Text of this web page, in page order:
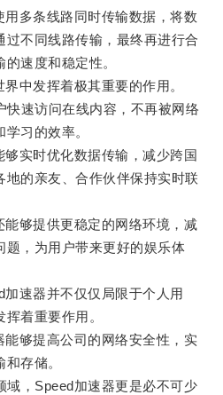
多条线路同时传输数据，将数
过不同线路传输，最终再进行合
速度和稳定性。
发挥着极其重要的作用。
速访问在线内容，不再被网络
习的效率。
实时优化数据传输，减少跨国
地的亲友、合作伙伴保持实时联
够提供更稳定的网络环境，减
题，为用户带来更好的娱乐体
速器并不仅仅局限于个人用
着重要作用。
够提高公司的网络安全性，实
存储。
，Speed加速器更是必不可少